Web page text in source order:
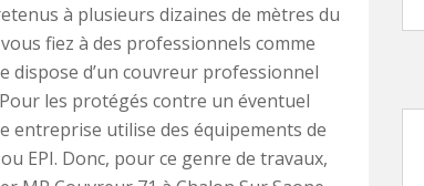
à plusieurs dizaines de mètres du
fiez à des professionnels comme
dispose d’un couvreur professionnel
les protégés contre un éventuel
entreprise utilise des équipements de
EPI. Donc, pour ce genre de travaux,